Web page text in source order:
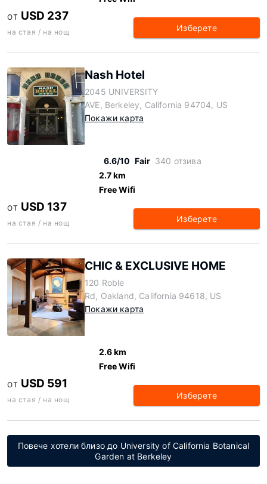
ОТ USD 237
на стая / на нощ Изберете
Nash Hotel
2045 UNIVERSITY
AVE, Berkeley, California 94704, US
Покажи карта
6.6/10 Fair 340 отзива
2.7 km
Free Wifi
ОТ USD 137
на стая / на нощ Изберете
CHIC & EXCLUSIVE HOME
120 Roble
Rd, Oakland, California 94618, US
Покажи карта
2.6 km
Free Wifi
ОТ USD 591
на стая / на нощ Изберете
Повече хотели близо до University of California Botanical
Garden at Berkeley